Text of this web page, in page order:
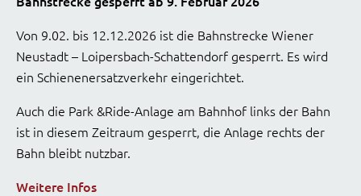
Von 9.02. bis 12.12.2026 ist die Bahnstrecke Wiener
Neustadt – Loipersbach-Schattendorf gesperrt. Es wird
ein Schienenersatzverkehr eingerichtet.
Auch die Park &Ride-Anlage am Bahnhof links der Bahn
ist in diesem Zeitraum gesperrt, die Anlage rechts der
Bahn bleibt nutzbar.
Weitere Infos